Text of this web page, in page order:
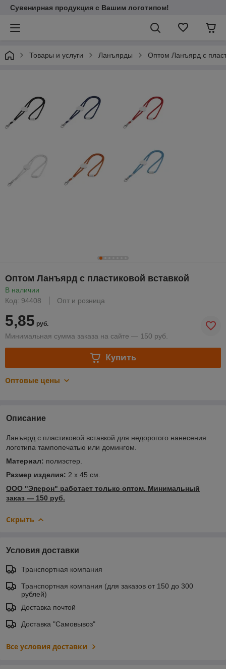
Сувенирная продукция с Вашим логотипом!
Товары и услуги Ланъярды Оптом Ланъярд с
Оптом Ланъярд с пластиковой вставкой
В наличии
Код: 94408
Опт и розница
5,85 руб.
Минимальная сумма заказа на сайте — 150 руб.
Купить
Оптовые цены
Описание
Ланъярд с пластиковой вставкой для недорогого нанесения
логотипа тампопечатью или домингом.
Материал: полиэстер.
Размер изделия: 2 x 45 см.
ООО "Эперон" работает только оптом. Минимальный
заказ ― 150 руб.
Скрыть
Условия доставки
Транспортная компания
Транспортная компания (для заказов от 150 до 300
рублей)
Доставка почтой
Доставка "Самовывоз"
Все условия доставки